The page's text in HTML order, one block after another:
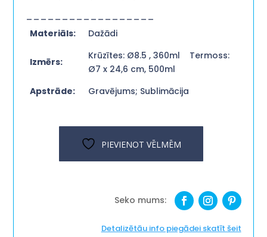
Materiāls:
Dažādi
Izmērs:
Krūzītes: Ø8.5 , 360ml Termoss:
Ø7 x 24,6 cm, 500ml
Apstrāde:
Gravējums; Sublimācija
PIEVIENOT VĒLMĒM
Detalizētāu info piegādei skatīt šeit